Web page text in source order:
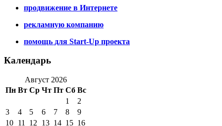
продвижение в Интернете
рекламную компанию
помощь для Start-Up проекта
Календарь
Август 2026
Пн Вт Ср Чт Пт Сб Вс
1
2
3
4 5 6 7 8
9
10 11 12 13 14 15 16